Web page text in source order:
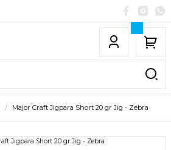
Major Craft Jigpara Short 20 gr Jig - Zebra